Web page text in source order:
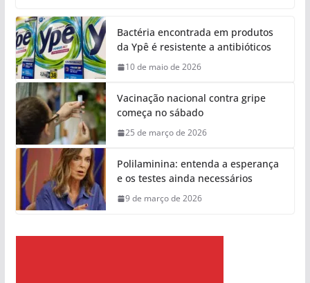
Bactéria encontrada em produtos
da Ypê é resistente a antibióticos
10 de maio de 2026
Vacinação nacional contra gripe
começa no sábado
25 de março de 2026
Polilaminina: entenda a esperança
e os testes ainda necessários
9 de março de 2026